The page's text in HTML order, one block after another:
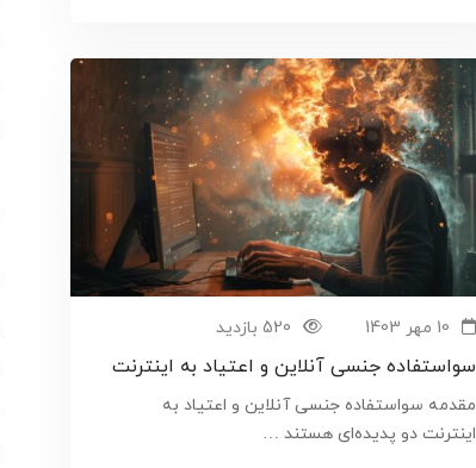
10 مهر 1403 520 بازدید
سواستفاده جنسی آنلاین و اعتیاد به اینترنت
مقدمه سواستفاده جنسی آنلاین و اعتیاد به
اینترنت دو پدیده‌ای هستند …